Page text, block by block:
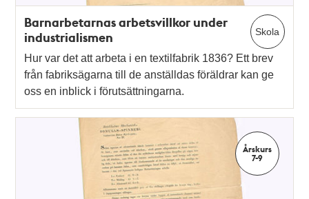
Skola
Barnarbetarnas arbetsvillkor under
industrialismen
Hur var det att arbeta i en textilfabrik 1836? Ett brev
från fabriksägarna till de anställdas föräldrar kan ge
oss en inblick i förutsättningarna.
Årskurs
7-9